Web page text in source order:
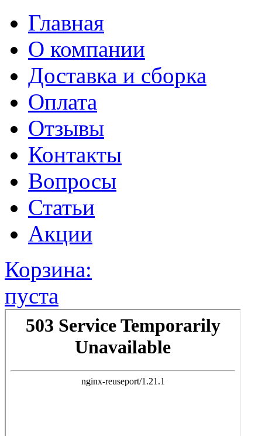
Главная
О компании
Доставка и сборка
Оплата
Отзывы
Контакты
Вопросы
Статьи
Акции
Корзина:
пуста